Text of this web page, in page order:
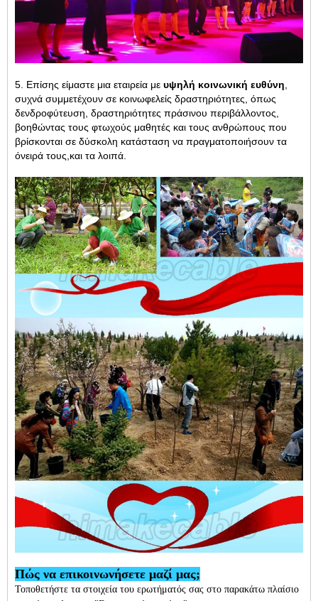
5. Επίσης είμαστε μια εταιρεία με υψηλή κοινωνική ευθύνη
συχνά συμμετέχουν σε κοινωφελείς δραστηριότητες, όπως
δενδροφύτευση, δραστηριότητες πράσινου περιβάλλοντος,
βοηθώντας τους φτωχούς μαθητές και τους ανθρώπους που
βρίσκονται σε δύσκολη κατάσταση να πραγματοποιήσουν τα
όνειρά τους, και τα λοιπά.
Πώς να επικοινωνήσετε μαζί μας;
Τοποθετήστε τα στοιχεία του ερωτήματός σας στο παρακάτω πλαίσιο